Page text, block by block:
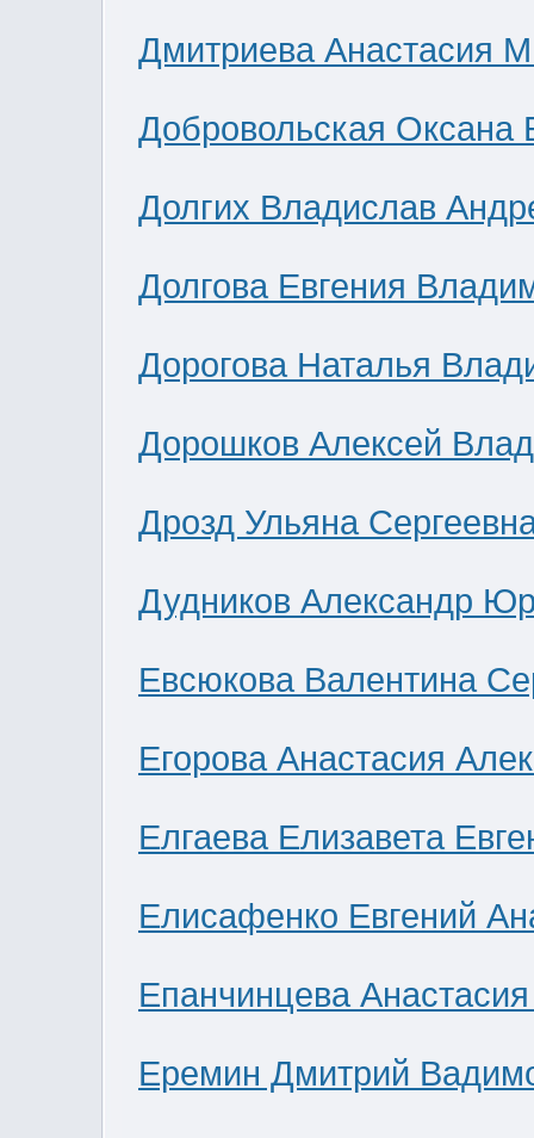
Дмитриева Анастасия
Добровольская Оксана
Долгих Владислав
Долгова Евгения
Дорогова Наталья
Дорошков Алексей
Дрозд Ульяна
Дудников Александр
Евсюкова Валентина
Егорова Анастасия
Елгаева Елизавета
Елисафенко Евгений
Епанчинцева
Еремин Дмитрий